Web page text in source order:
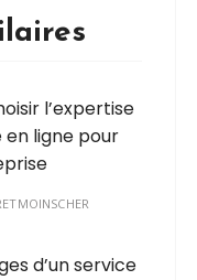
l’expertise
ligne pour
d’un service